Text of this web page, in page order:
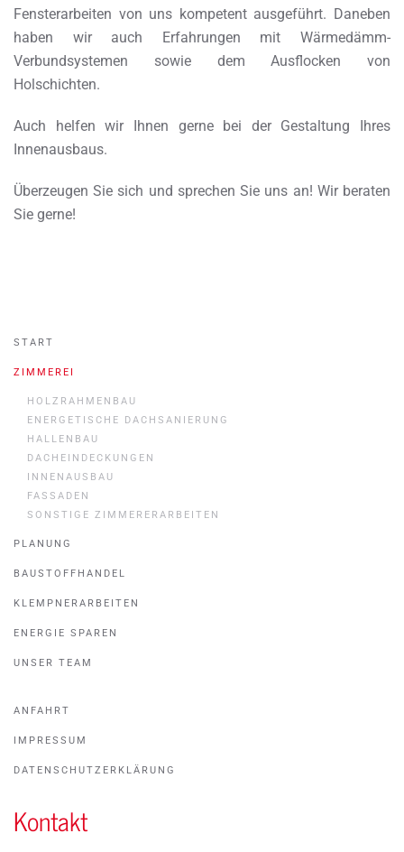
Fensterarbeiten von uns kompetent ausgeführt. Daneben
haben wir auch Erfahrungen mit Wärmedämm-
Verbundsystemen sowie dem Ausflocken von
Holschichten.
Auch helfen wir Ihnen gerne bei der Gestaltung Ihres
Innenausbaus.
Überzeugen Sie sich und sprechen Sie uns an! Wir beraten
Sie gerne!
START
ZIMMEREI
HOLZRAHMENBAU
ENERGETISCHE DACHSANIERUNG
HALLENBAU
DACHEINDECKUNGEN
INNENAUSBAU
FASSADEN
SONSTIGE ZIMMERERARBEITEN
PLANUNG
BAUSTOFFHANDEL
KLEMPNERARBEITEN
ENERGIE SPAREN
UNSER TEAM
ANFAHRT
IMPRESSUM
DATENSCHUTZERKLÄRUNG
Kontakt